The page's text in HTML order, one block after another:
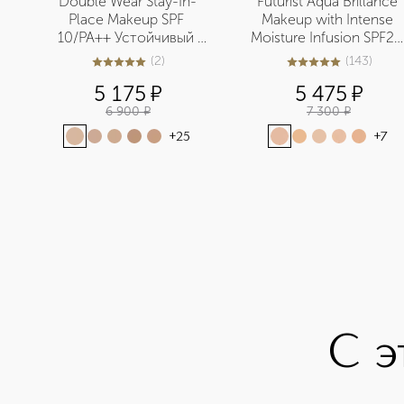
Place Makeup SPF
10/PA++ Устойчивый
тональный крем
5из 52 (2)
5 175 ¤
6 900 ¤
+25
Makeup with Intense
Moisture Infusion SPF20
Тональный крем,
SPF20
5из 5143 (143)
5 475 ¤
7 300 ¤
+7
С